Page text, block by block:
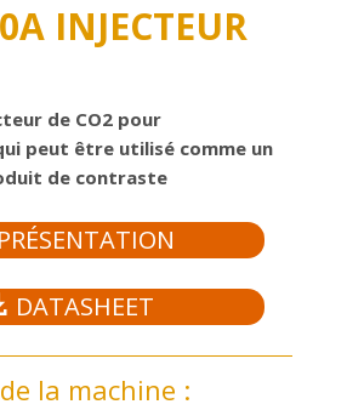
INJECTEUR
de CO2 pour
peut être utilisé comme un
de contraste
PRÉSENTATION
DATASHEET
la machine :